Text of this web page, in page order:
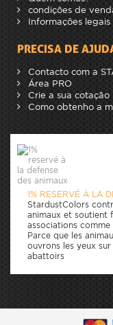
condições de
Informações legais
PRECISA DE
Contacto com a
Área PRO
Crie a sua
Como obtenho a
1% RESERVÉ À LA
StardustColors
animaux et soutient
associations comme
Parce que les
ouvrons les yeux
abattoirs